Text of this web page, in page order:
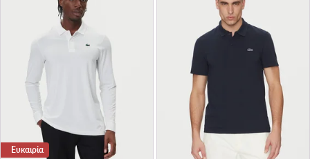
Ευκαιρία